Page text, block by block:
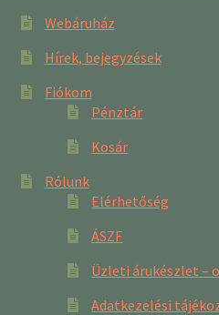
Webáruház
Hírek, bejegyzések
Fiókom
Pénztár
Kosár
Rólunk
Elérhetőség
ÁSZF
Üzleti árukészlet –
Adatkezelési